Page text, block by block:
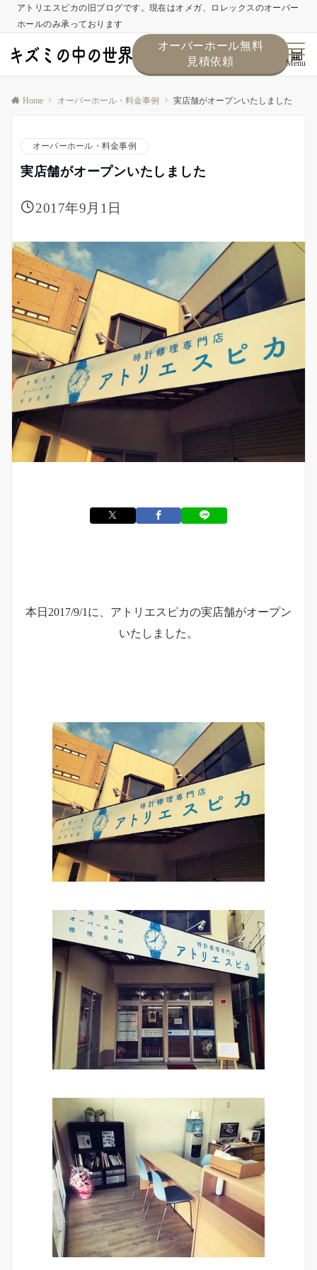
アトリエスピカの旧ブログです。現在はオメガ、ロレックスのオーバー
ホールのみ承っております
オーバーホール無料
見積依頼
Menu
Home オーバーホール・料金事例 実店舗がオープンいたしました
オーバーホール・料金事例
実店舗がオープンいたしました
2017年9月1日
本日2017/9/1に、アトリエスピカの実店舗がオープン
いたしました。